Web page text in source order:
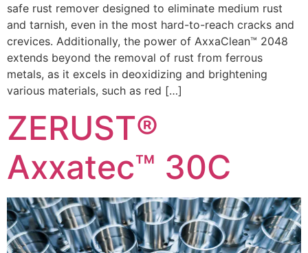
safe rust remover designed to eliminate medium rust
and tarnish, even in the most hard-to-reach cracks and
crevices. Additionally, the power of AxxaClean™ 2048
extends beyond the removal of rust from ferrous
metals, as it excels in deoxidizing and brightening
various materials, such as red […]
ZERUST®
Axxatec™ 30C